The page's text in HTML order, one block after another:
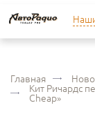
Главная
Кит Ричардс
Cheap»